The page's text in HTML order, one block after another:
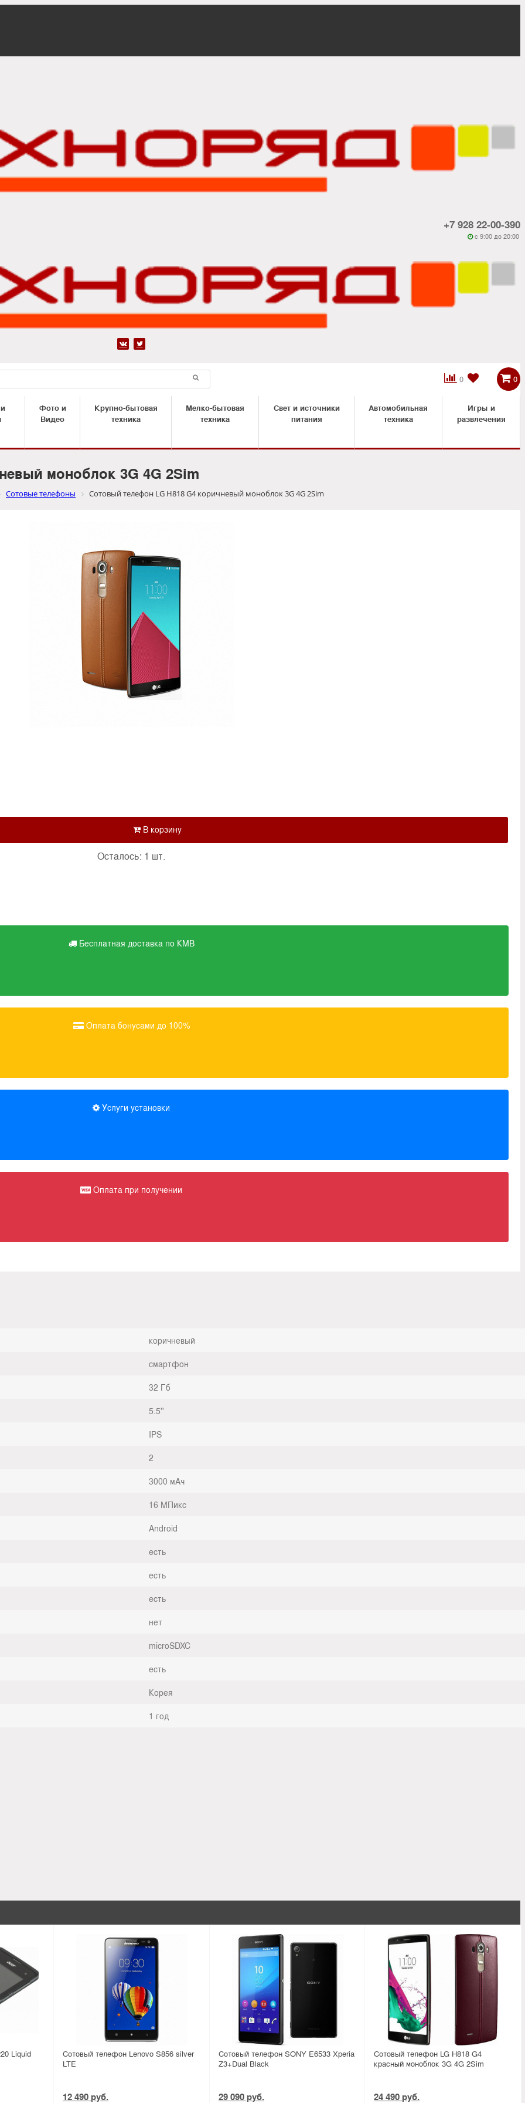
+7 928 22-00-390
 c 9:00 до 20:00
 
0

 0
Фото и
Видео
Крупно-бытовая
техника
Мелко-бытовая
техника
Свет и источники
питания
Автомобильная
техника
Игры и
развлечения
моноблок 3G 4G 2Sim
Сотовые телефоны Сотовый телефон LG H818 G4 коричневый моноблок 3G 4G 2Sim
Осталось: 1 шт.
Бесплатная доставка по КМВ
Оплата бонусами до 100%
Услуги установки
Оплата при получении
коричневый
смартфон
32 Гб
5.5''
IPS
2
3000 мАч
16 МПикс
Android
есть
есть
есть
нет
microSDXC
есть
Корея
1 год
Liquid
Сотовый телефон Lenovo S856 silver
LTE
12 490 руб.
Сотовый телефон SONY E6533 Xperia
Z3+Dual Black
29 090 руб.
Сотовый телефон LG H818 G4
красный моноблок 3G 4G 2Sim
24 490 руб.